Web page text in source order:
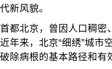
代新风貌。
首都北京，曾因人口稠密
近年来，北京“细绣”城市
破除病根的基本路径和有